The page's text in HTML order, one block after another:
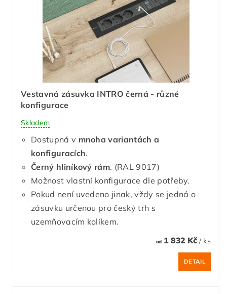
Vestavná zásuvka INTRO černá - různé
konfigurace
Skladem
Dostupná v mnoha variantách a
konfiguracích.
Černý hliníkový rám. (RAL 9017)
Možnost vlastní konfigurace dle potřeby.
Pokud není uvedeno jinak, vždy se jedná o
zásuvku určenou pro český trh s
uzemňovacím kolíkem.
od1 832 Kč / ks
DETAIL